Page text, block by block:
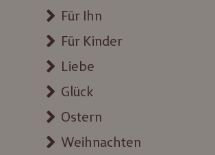
Für Ihn
Für Kinder
Liebe
Glück
Ostern
Weihnachten